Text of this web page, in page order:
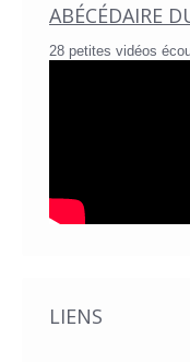
ABÉCÉDAIRE
28 petites vidéos
LIENS